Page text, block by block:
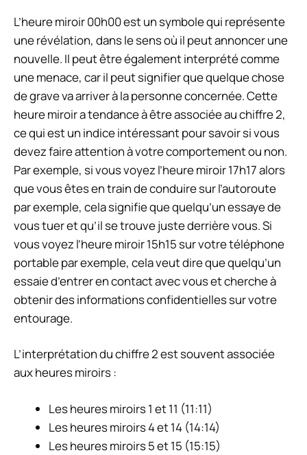
L’heure miroir 00h00 est un symbole qui représente
une révélation, dans le sens où il peut annoncer une
nouvelle. Il peut être également interprété comme
une menace, car il peut signifier que quelque chose
de grave va arriver à la personne concernée. Cette
heure miroir a tendance à être associée au chiffre 2,
ce qui est un indice intéressant pour savoir si vous
devez faire attention à votre comportement ou non.
Par exemple, si vous voyez l’heure miroir 17h17 alors
que vous êtes en train de conduire sur l’autoroute
par exemple, cela signifie que quelqu’un essaye de
vous tuer et qu’il se trouve juste derrière vous. Si
vous voyez l’heure miroir 15h15 sur votre téléphone
portable par exemple, cela veut dire que quelqu’un
essaie d’entrer en contact avec vous et cherche à
obtenir des informations confidentielles sur votre
entourage.
L’interprétation du chiffre 2 est souvent associée
aux heures miroirs :
Les heures miroirs 1 et 11 (11:11)
Les heures miroirs 4 et 14 (14:14)
Les heures miroirs 5 et 15 (15:15)